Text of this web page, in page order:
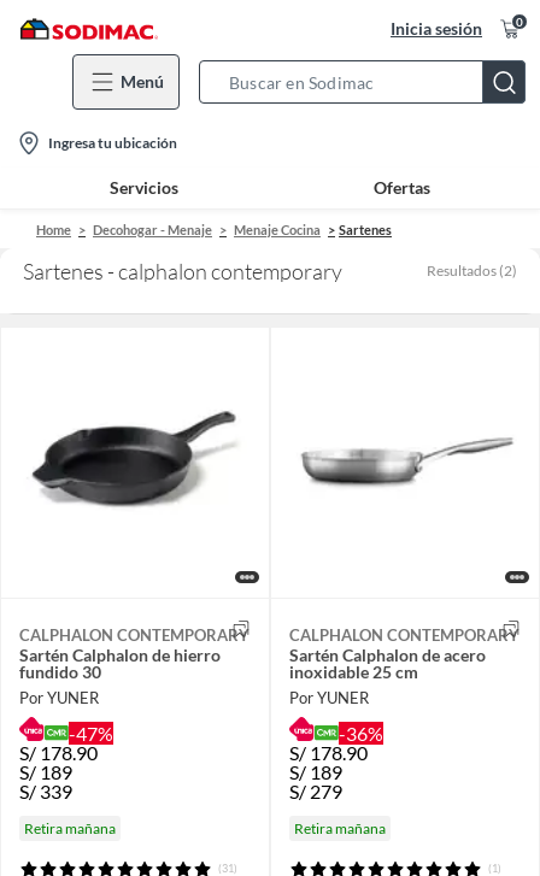
Inicia sesión 0
Menú
Bar
location-
icon
Ingresa tu ubicación
Servicios Ofertas
Home Decohogar - Menaje Menaje Cocina Sartenes
Sartenes - calphalon contemporary Resultados (2)
CALPHALON CONTEMPORARY
Sartén Calphalon de hierro
fundido 30
Por YUNER
-47%
S/ 178.90
S/ 189
S/ 339
Retira mañana
(31)
CALPHALON CONTEMPORARY
Sartén Calphalon de acero
inoxidable 25 cm
Por YUNER
-36%
S/ 178.90
S/ 189
S/ 279
Retira mañana
(1)